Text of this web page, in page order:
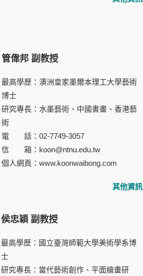
管偉邦 副教授
最高學歷：澳洲皇家墨爾本理工大學藝術
博士
研究專長：水墨藝術、中國書畫、香港藝
術
電 話：02-7749-3057
信 箱：koon@ntnu.edu.tw
個人網頁： www.koonwaibong.com
其他資訊
侯忠穎 副教授
最高學歷：國立臺灣師範大學美術學系博
士
研究專長：當代藝術創作、平面繪畫研